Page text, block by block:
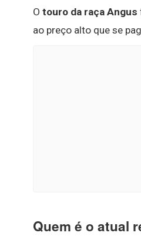
O touro da raça Angus
ao preço alto que se
Quem é o atual